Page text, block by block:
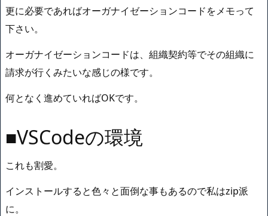
更に必要であればオーガナイゼーションコードをメモって
下さい。
オーガナイゼーションコードは、組織契約等でその組織に
請求が行くみたいな感じの様です。
何となく進めていればOKです。
■VSCodeの環境
これも割愛。
インストールすると色々と面倒な事もあるので私はzip派
に。